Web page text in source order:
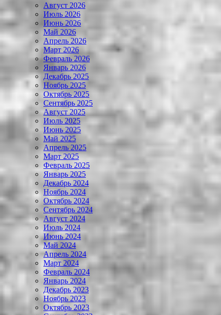
Август 2026
Июль 2026
Июнь 2026
Май 2026
Апрель 2026
Март 2026
Февраль 2026
Январь 2026
Декабрь 2025
Ноябрь 2025
Октябрь 2025
Сентябрь 2025
Август 2025
Июль 2025
Июнь 2025
Май 2025
Апрель 2025
Март 2025
Февраль 2025
Январь 2025
Декабрь 2024
Ноябрь 2024
Октябрь 2024
Сентябрь 2024
Август 2024
Июль 2024
Июнь 2024
Май 2024
Апрель 2024
Март 2024
Февраль 2024
Январь 2024
Декабрь 2023
Ноябрь 2023
Октябрь 2023